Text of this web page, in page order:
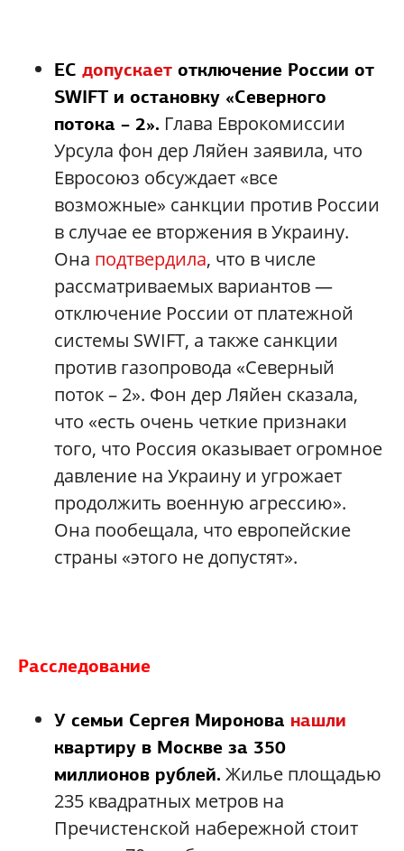
ЕС допускает отключение России от
SWIFT и остановку «Северного
потока – 2». Глава Еврокомиссии
Урсула фон дер Ляйен заявила, что
Евросоюз обсуждает «все
возможные» санкции против России
в случае ее вторжения в Украину.
Она подтвердила, что в числе
рассматриваемых вариантов —
отключение России от платежной
системы SWIFT, а также санкции
против газопровода «Северный
поток – 2». Фон дер Ляйен сказала,
что «есть очень четкие признаки
того, что Россия оказывает огромное
давление на Украину и угрожает
продолжить военную агрессию».
Она пообещала, что европейские
страны «этого не допустят».
Расследование
У семьи Сергея Миронова нашли
квартиру в Москве за 350
миллионов рублей. Жилье площадью
235 квадратных метров на
Пречистенской набережной стоит